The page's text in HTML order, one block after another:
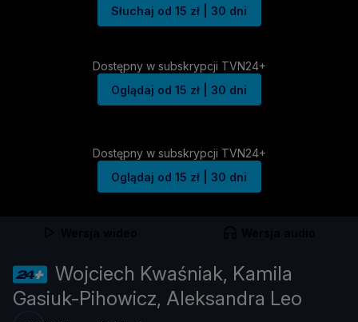
Słuchaj od 15 zł | 30 dni
Dostępny w subskrypcji TVN24+
Oglądaj od 15 zł | 30 dni
Dostępny w subskrypcji TVN24+
Oglądaj od 15 zł | 30 dni
Wojciech Kwaśniak, Kamila
Gasiuk-Pihowicz, Aleksandra Leo